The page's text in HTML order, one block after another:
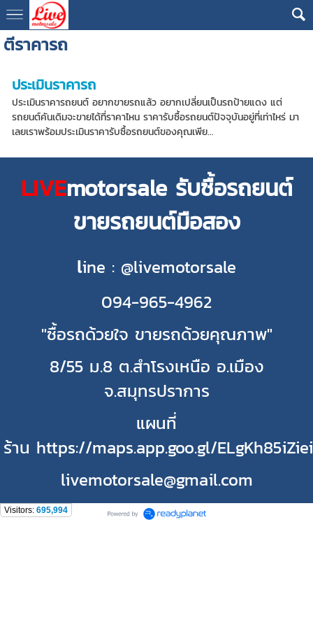
ตีราคารถ
ประเมินราคารถ
ประเมินราคารถยนต์ อยากขายรถแล้ว อยากเปลี่ยนเป็นรถป้ายแดง แต่
รถยนต์คันเดิมจะขายได้ที่ราคาไหน ราคารับซื้อรถยนต์ปัจจุบันอยู่ที่เท่าไหร่ มา
เลยเราพร้อมประเมินราคารับซื้อรถยนต์ของคุณเพีย...
LIVEmotorsale รับซื้อรถยนต์
ขายรถยนต์มือสอง
line : @livemotorsale
094-965-4962
"ซื้อรถด้วยใจ ขายรถด้วยคุณภาพ"
8/55 ม.8 ต.สำโรงเหนือ อ.เมือง
จ.สมุทรปราการ
แผนที่
ร้าน https://maps.app.goo.gl/
livemotorsale@gmail.com
Visitors: 695,994